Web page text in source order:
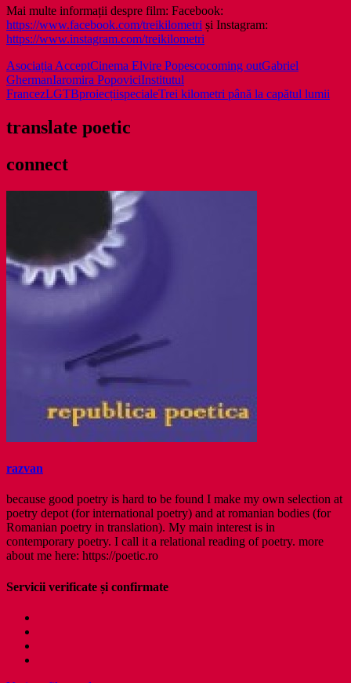
Mai multe informații despre film: Facebook:
https://www.facebook.com/treikilometri și Instagram:
https://www.instagram.com/treikilometri
Asociația AcceptCinema Elvire Popescocoming outGabriel
GhermanIaromira PopoviciInstitutul
FrancezLGTBproiecțiispecialeTrei kilometri până la capătul lumii
translate poetic
connect
razvan
because good poetry is hard to be found I make my own selection at
poetry depot (for international poetry) and at romanian bodies (for
Romanian poetry in translation). My main interest is in
contemporary poetry. I call it a relational reading of poetry. more
about me here: https://poetic.ro
Servicii verificate și confirmate